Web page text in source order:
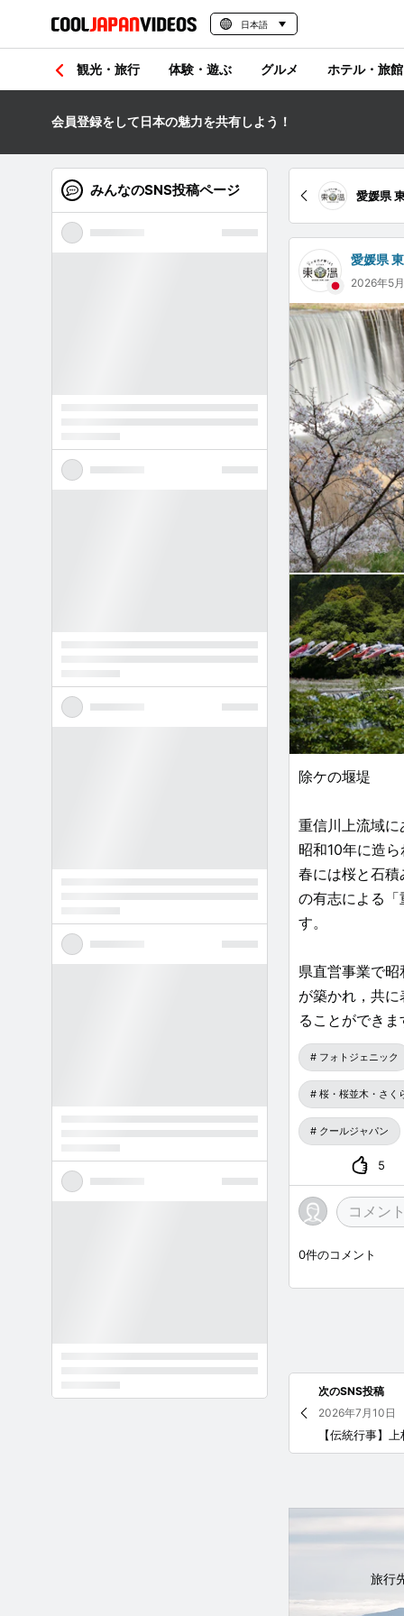
日本語
観光・旅行 体験・遊ぶ グルメ ホテル・旅館
会員登録をして日本の魅力を共有しよう！
愛媛県
愛媛県
2026年5
除ケの堰堤
重信川上流域
昭和10年に造
春には桜と石
の有志による
す。
県直営事業で
が築かれ，共
ることができ
フォトジェニック
桜・桜並木・さく
クールジャパン
5
0件のコメント
次のSNS投稿
2026年7月10日
旅行
みんなのSNS投稿ページ